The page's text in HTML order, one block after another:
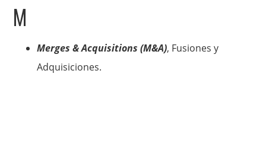
M
Merges & Acquisitions (M&A), Fusiones y
Adquisiciones.